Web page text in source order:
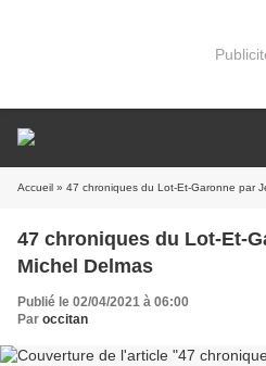
Accueil » 47 chroniques du Lot-Et-Garonne par
47 chroniques du Lot-Et-
Michel Delmas
Publié le 02/04/2021 à 06:00
Par occitan